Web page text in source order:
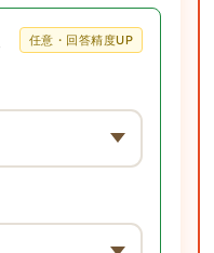
任意・回答精度UP